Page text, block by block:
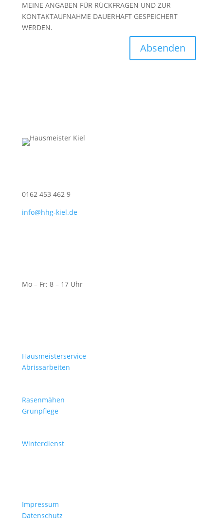
MEINE ANGABEN FÜR RÜCKFRAGEN UND ZUR
KONTAKTAUFNAHME DAUERHAFT GESPEICHERT
WERDEN.
Absenden
0162 453 462 9
info@hhg-kiel.de
Mo – Fr: 8 – 17 Uhr
Hausmeisterservice
Abrissarbeiten
Rasenmähen
Grünpflege
Winterdienst
Impressum
Datenschutz